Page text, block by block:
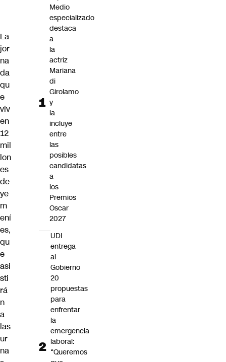
La
jor
na
da
qu
e
viv
en
12
mil
lon
es
de
ye
m
ení
es,
qu
e
asi
sti
rá
n
a
las
ur
na
Medio
especializado
destaca
a
la
actriz
Mariana
di
Girolamo
y
la
incluye
entre
las
posibles
candidatas
a
los
Premios
Oscar
2027
UDI
entrega
al
Gobierno
20
propuestas
para
enfrentar
la
emergencia
laboral:
“Queremos